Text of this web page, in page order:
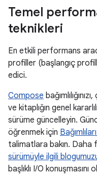
Temel
teknikleri
En etkili performans
profiller (başlangıç
edici.
Compose
ve kitaplığın genel
sürüme güncelleyin.
öğrenmek için
talimatlara bakın. Daha
sürümüyle ilgili
başlıklı I/O konuşmasını